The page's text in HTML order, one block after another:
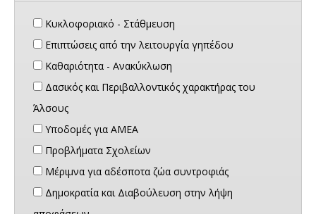
Κυκλοφοριακό - Στάθμευση
Επιπτώσεις από την λειτουργία γηπέδου
Καθαριότητα - Ανακύκλωση
Δασικός και Περιβαλλοντικός χαρακτήρας του
Άλσους
Υποδομές για ΑΜΕΑ
Προβλήματα Σχολείων
Μέριμνα για αδέσποτα ζώα συντροφιάς
Δημοκρατία και Διαβούλευση στην λήψη